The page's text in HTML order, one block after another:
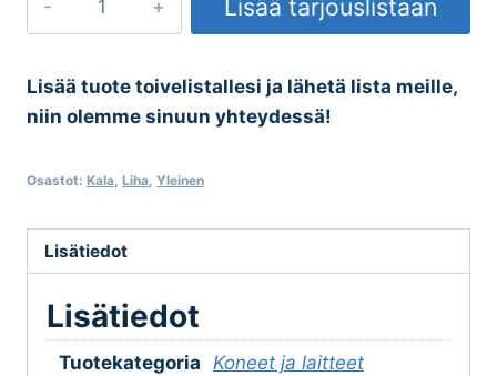
Lisää tarjouslistaan
Lisää tuote toivelistallesi ja lähetä lista meille,
niin olemme sinuun yhteydessä!
Osastot: Kala, Liha, Yleinen
Lisätiedot
Lisätiedot
Tuotekategoria Koneet ja laitteet